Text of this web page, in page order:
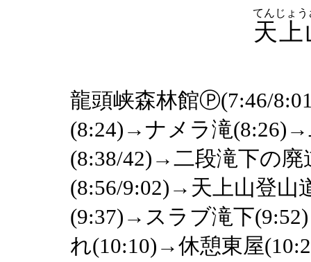
天上
てんじょう
龍頭峡森林館Ⓟ(7:46/
(8:24)→ナメラ滝
(8:38/42)→二段滝下の
(8:56/9:02)→天上山登
(9:37)→スラブ滝下
れ(10:10)→休憩東屋